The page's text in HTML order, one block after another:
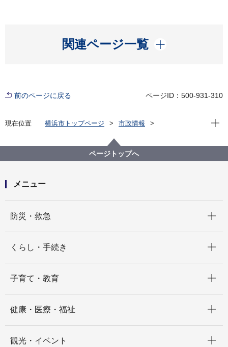
関連ページ一覧
開く
前のページに戻る ページID：500-931-310
現在位置 横浜市トップページ
市政情報
せや消防フェア～親子で楽しめる消防イベントを開催
します～
現在
ページトップへ
メニュー
防災・救急
くらし・手続き
子育て・教育
健康・医療・福祉
観光・イベント